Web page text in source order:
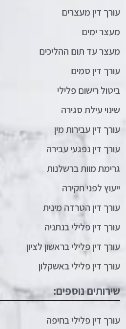
עורך דין מעצרים
מעצר ימים
מעצר עד תום ההליכים
עורך דין סמים
ביטול רישום פלילי
שינוי עילת סגירה
עורך דין עבירות מין
עורך דין נפגעי עבירה
גרימת מוות ברשלנות
ייעוץ לפני חקירה
עורך דין הטרדה מינית
עורך דין פלילי בנתניה
עורך דין פלילי בראשון לציון
עורך דין פלילי באשקלון
שירותים נוספים:
עורך דין פלילי בחיפה